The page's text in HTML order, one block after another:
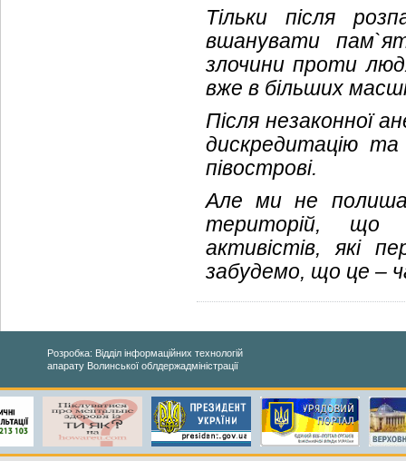
Тільки після
вшанувати
злочини проти
вже в більших
Після незаконної
дискредитацію
півострові.
Але ми не
територій, що
активістів, які
забудемо, що це –
Розробка: Відділ інформаційних технологій
апарату Волинської облдержадміністрації